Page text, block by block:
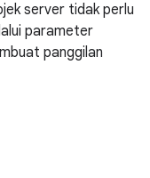
server tidak perlu
parameter
panggilan